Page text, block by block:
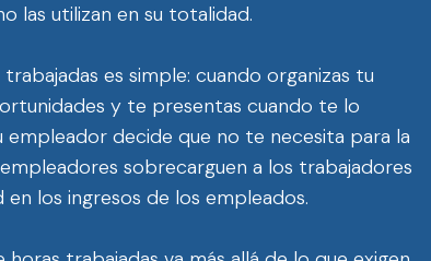
las utilizan en su totalidad.
es simple: cuando organizas tu
y te presentas cuando te lo
empleador decide que no te necesita para la
sobrecarguen a los trabajadores
los ingresos de los empleados.